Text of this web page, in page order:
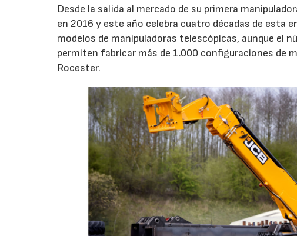
Desde la salida al mercado de su primera
en 2016 y este año celebra cuatro décadas de esta
modelos de manipuladoras telescópicas, aunque el
permiten fabricar más de 1.000 configuraciones de
Rocester.